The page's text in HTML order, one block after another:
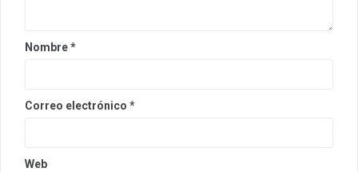
Nombre*
Correo electrónico *
Web